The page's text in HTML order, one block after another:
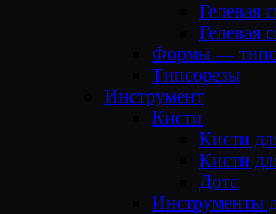
Гелевая
Гелевая
Формы —
Типсорезы
Инструмент
Кисти
Кисти
Кисти
Дотс
Инструменты